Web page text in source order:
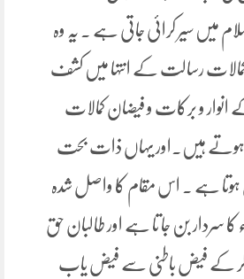
میں سیر کرائی جاتی ہے ۔ یہ وہ
رسالت کے انتہا میں کشف
و برکات و فیضان کمالات
ہیں۔اور یہاں ذات بحت
ہے ۔ اس مقام کا واصل شدہ
سردار بن جا تا ہے اور طالبان حق
کے فیض باطنی سے فیض یاب